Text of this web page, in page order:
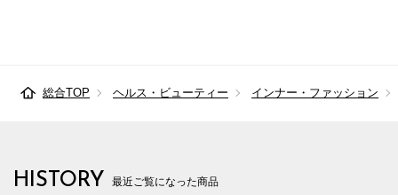
総合TOP ヘルス・ビューティー インナー・ファッション
HISTORY 最近ご覧になった商品